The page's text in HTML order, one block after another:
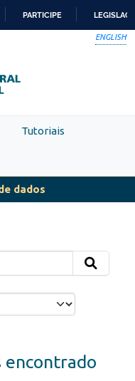
PARTICIPE
ENGLISH
Tutoriais
dados
encontrado